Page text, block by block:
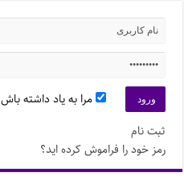
مرا به یاد داشته باش
ثبت نام
رمز خود را فراموش کرده اید؟